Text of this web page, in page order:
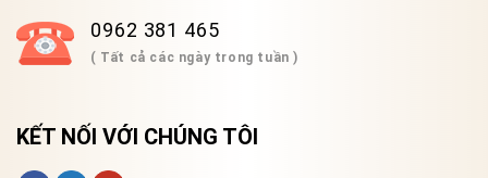
0962 381 465
( Tất cả các ngày trong tuần )
KẾT NỐI VỚI CHÚNG TÔI